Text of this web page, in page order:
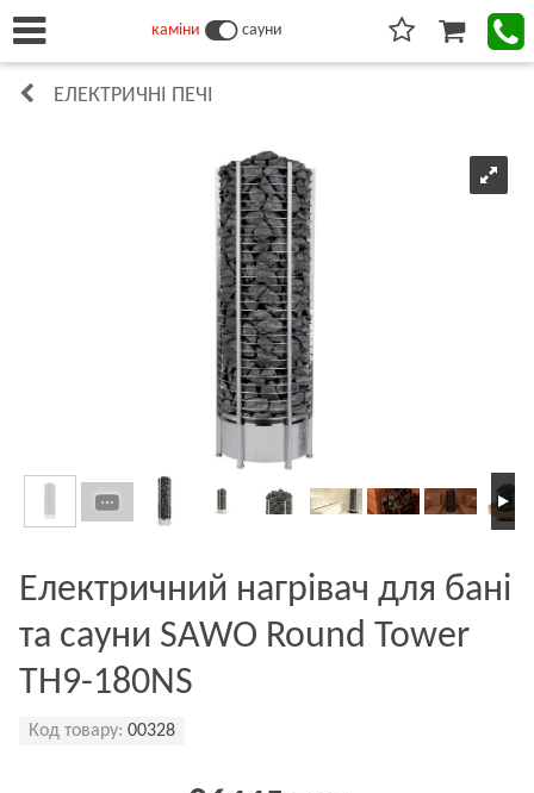
каміни сауни
ЕЛЕКТРИЧНІ ПЕЧІ
Електричний нагрівач для бані
та сауни SAWO Round Tower
TH9-180NS
Код товару: 00328